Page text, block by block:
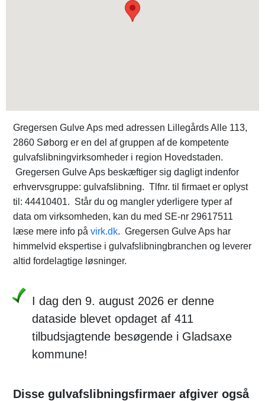
Gregersen Gulve Aps med adressen Lillegårds Alle 113,
2860 Søborg er en del af gruppen af de kompetente
gulvafslibningvirksomheder i region Hovedstaden.
Gregersen Gulve Aps beskæftiger sig dagligt indenfor
erhvervsgruppe: gulvafslibning. Tlfnr. til firmaet er oplyst
til: 44410401. Står du og mangler yderligere typer af
data om virksomheden, kan du med SE-nr 29617511
læse mere info på virk.dk. Gregersen Gulve Aps har
himmelvid ekspertise i gulvafslibningbranchen og leverer
altid fordelagtige løsninger.
I dag den 9. august 2026 er denne
dataside blevet opdaget af 411
tilbudsjagtende besøgende i Gladsaxe
kommune!
Disse gulvafslibningsfirmaer afgiver også